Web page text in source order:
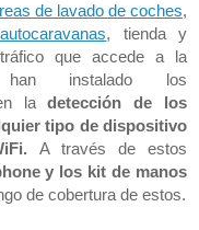
de lavado de coches,
, tienda y
que accede a la
instalado los
ladetección de los
tipo de dispositivo
A través de estos
y los kit de manos
de cobertura de estos.